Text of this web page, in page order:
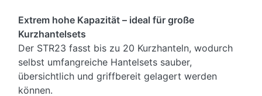
Extrem hohe Kapazität – ideal für große
Kurzhantelsets
Der STR23 fasst bis zu 20 Kurzhanteln, wodurch
selbst umfangreiche Hantelsets sauber,
übersichtlich und griffbereit gelagert werden
können.